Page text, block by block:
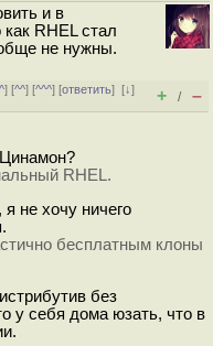
и в
RHEL стал
не нужны.
^] [^^] [^^^] [ответить][↓]
+ / –
RHEL.
не хочу ничего
бесплатным клоны
без
у себя дома юзать, что в